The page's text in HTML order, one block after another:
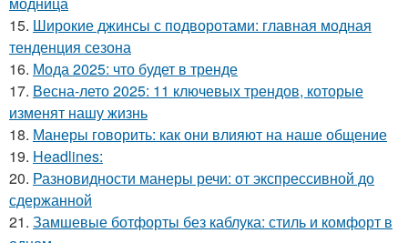
15. Широкие джинсы с подворотами: главная модная
тенденция сезона
16. Мода 2025: что будет в тренде
17. Весна-лето 2025: 11 ключевых трендов, которые
изменят нашу жизнь
18. Манеры говорить: как они влияют на наше общение
19. Headlines:
20. Разновидности манеры речи: от экспрессивной до
сдержанной
21. Замшевые ботфорты без каблука: стиль и комфорт в